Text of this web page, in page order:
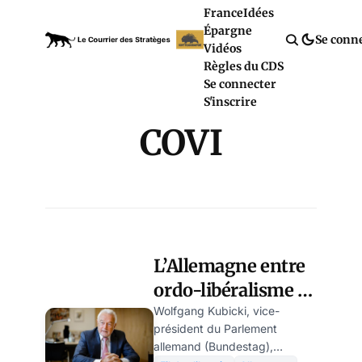
FranceIdées
Épargne
Vidéos
Règles du CDS
Se connecter
S'inscrire
Se
COVI
L’Allemagne entre
ordo-libéralisme et
Great Reset: encore
une société
Wolfgang Kubicki, vice-
président du Parlement
allemand (Bundestag),